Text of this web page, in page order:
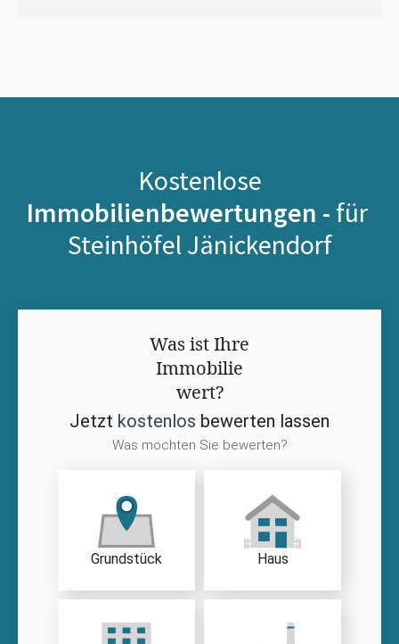
Kostenlose
Immobilienbewertungen - für
Steinhöfel Jänickendorf
Was ist Ihre
Immobilie
wert?
Jetzt kostenlos bewerten lassen
Was möchten Sie bewerten?
Grundstück Haus